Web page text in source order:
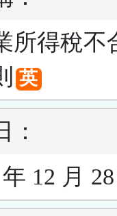
所得稅不
英
：
12 月 28